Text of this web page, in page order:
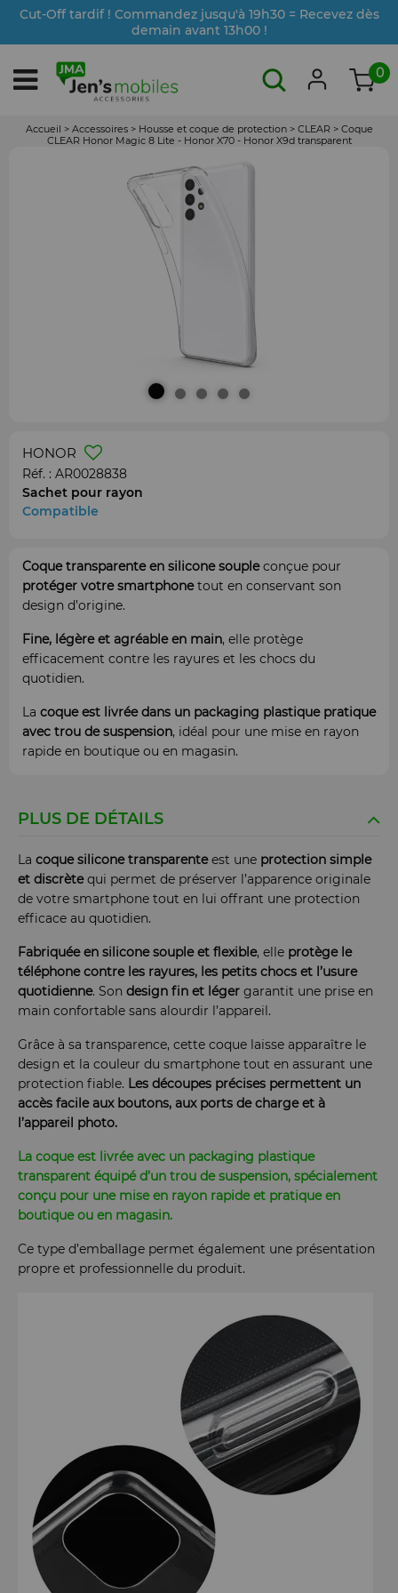
Cut-Off tardif ! Commandez jusqu'à 19h30 = Recevez dès
demain avant 13h00 !
0
Accueil > Accessoires > Housse et coque de protection > CLEAR > Coque
CLEAR Honor Magic 8 Lite - Honor X70 - Honor X9d transparent
HONOR
Réf. : AR0028838
Sachet pour rayon
Compatible
Coque transparente en silicone soupleconçue pour
protéger votre smartphonetout en conservant son
design d’origine.
Fine, légère et agréable en main, elle protège
efficacement contre les rayures et les chocs du
quotidien.
La coque est livrée dans un packaging plastique pratique
avec trou de suspension, idéal pour une mise en rayon
rapide en boutique ou en magasin.
PLUS DE DÉTAILS
La coque silicone transparenteest une protection simple
et discrètequi permet de préserver l’apparence originale
de votre smartphone tout en lui offrant une protection
efficace au quotidien.
Fabriquée en silicone souple et flexible, elle protège le
téléphone contre les rayures, les petits chocs et l’usure
quotidienne. Son design fin et léger garantit une prise en
main confortable sans alourdir l’appareil.
Grâce à sa transparence, cette coque laisse apparaître le
design et la couleur du smartphone tout en assurant une
protection fiable. Les découpes précises permettent un
accès facile aux boutons, aux ports de charge et à
l’appareil photo.
La coque est livrée avec un packaging plastique
transparent équipé d’un trou de suspension, spécialement
conçu pour une mise en rayon rapide et pratique en
boutique ou en magasin.
Ce type d’emballage permet également une présentation
propre et professionnelle du produit.